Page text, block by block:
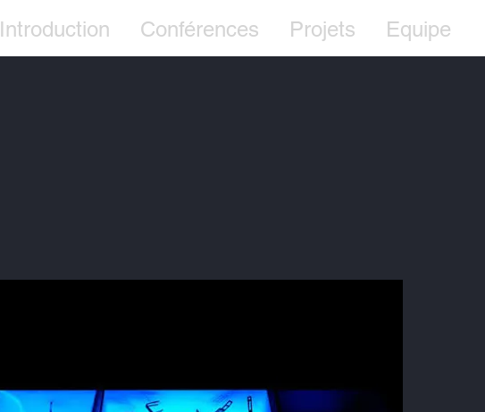
Introduction Conférences Projets Equipe